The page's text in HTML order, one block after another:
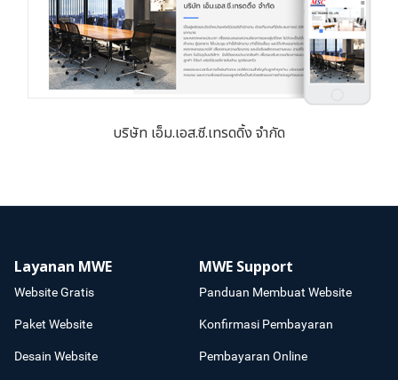
บริษัท เอ็ม.เอส.ซี.เทรดดิ้ง จำกัด
Layanan MWE
Website Gratis
Paket Website
Desain Website
MWE Support
Panduan Membuat Website
Konfirmasi Pembayaran
Pembayaran Online